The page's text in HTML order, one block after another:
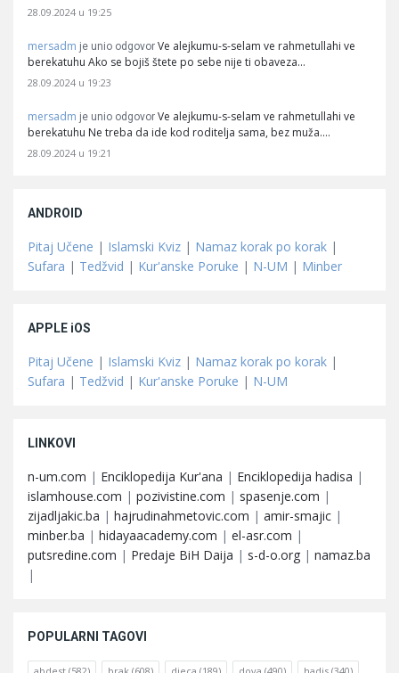
28.09.2024 u 19:25
mersadm je unio odgovor Ve alejkumu-s-selam ve rahmetullahi ve
berekatuhu Ako se bojiš štete po sebe nije ti obaveza…
28.09.2024 u 19:23
mersadm je unio odgovor Ve alejkumu-s-selam ve rahmetullahi ve
berekatuhu Ne treba da ide kod roditelja sama, bez muža.…
28.09.2024 u 19:21
ANDROID
Pitaj Učene | Islamski Kviz | Namaz korak po korak |
Sufara | Tedžvid | Kur'anske Poruke | N-UM | Minber
APPLE iOS
Pitaj Učene | Islamski Kviz | Namaz korak po korak |
Sufara | Tedžvid | Kur'anske Poruke | N-UM
LINKOVI
n-um.com | Enciklopedija Kur'ana | Enciklopedija hadisa |
islamhouse.com | pozivistine.com | spasenje.com |
zijadljakic.ba | hajrudinahmetovic.com | amir-smajic |
minber.ba | hidayaacademy.com | el-asr.com |
putsredine.com | Predaje BiH Daija | s-d-o.org | namaz.ba
|
POPULARNI TAGOVI